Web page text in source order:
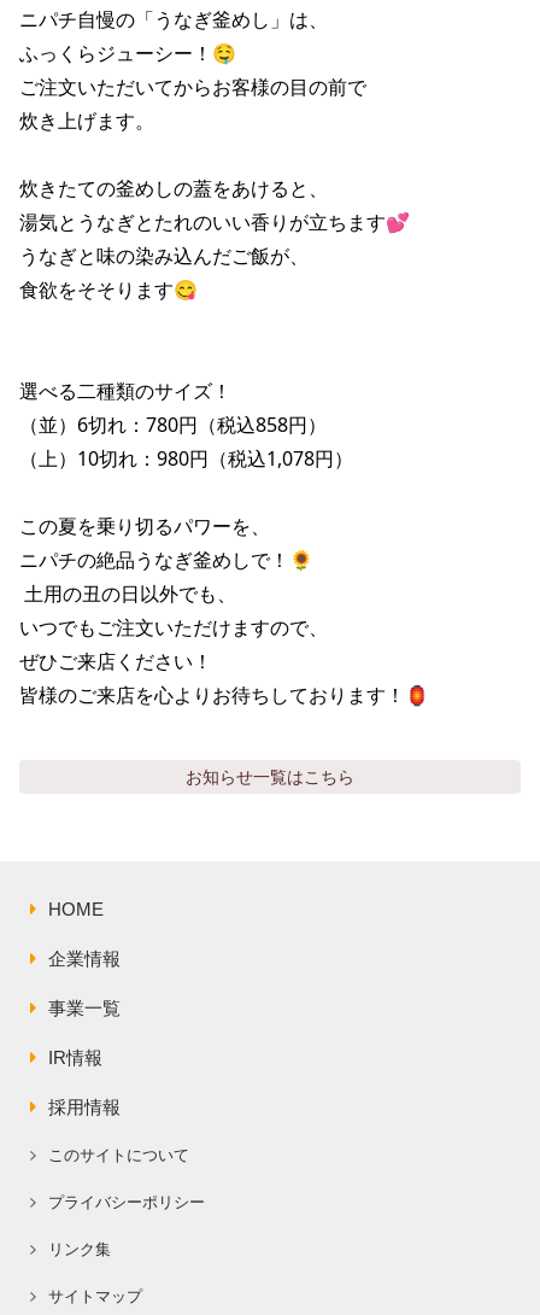
や台や
海老どて食堂
華花
IRライブラリトップ
決算短信
株主通信
株主総会関連資料
その他IR資料
IRカレンダー
株価情報
株主優待
電子公告
FAQ
IRお問い合わせ
サイトマップ
ニパチ自慢の「うなぎ釜めし」は、
ふっくらジューシー！🤤
ご注文いただいてからお客様の目の前で
炊き上げます。
炊きたての釜めしの蓋をあけると、
湯気とうなぎとたれのいい香りが立ちます💕
うなぎと味の染み込んだご飯が、
食欲をそそります😋
選べる二種類のサイズ！
（並）6切れ：780円（税込858円）
（上）10切れ：980円（税込1,078円）
この夏を乗り切るパワーを、
ニパチの絶品うなぎ釜めしで！🌻
いつでもご注文いただけますので、
ぜひご来店ください！
皆様のご来店を心よりお待ちしております！🏮
お知らせ一覧はこちら
HOME
企業情報
事業一覧
IR情報
採用情報
このサイトについて
プライバシーポリシー
リンク集
サイトマップ